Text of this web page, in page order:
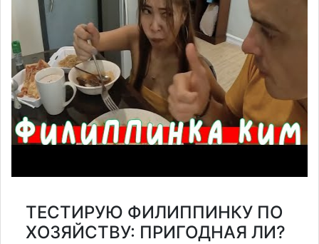
ТЕСТИРУЮ ФИЛИППИНКУ ПО
ХОЗЯЙСТВУ: ПРИГОДНАЯ ЛИ?